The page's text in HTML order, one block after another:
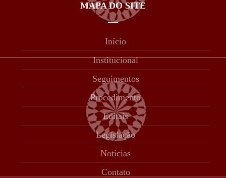
MAPA DO SITE
Início
Institucional
Seguimentos
Procedimento
Editais
Legislação
Notícias
Contato